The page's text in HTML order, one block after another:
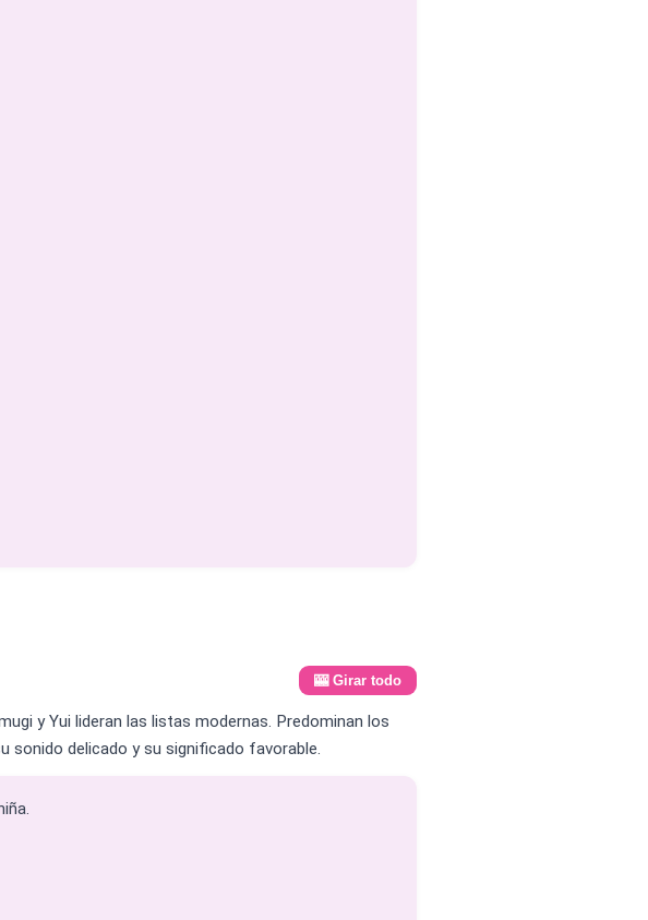
🎰 Girar todo
y Yui lideran las listas modernas. Predominan los
sonido delicado y su significado favorable.